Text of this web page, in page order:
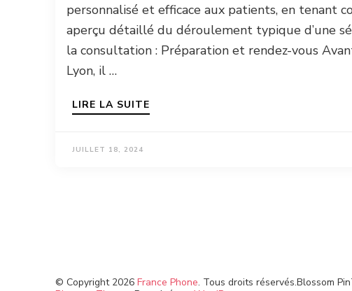
personnalisé et efficace aux patients, en tenant
aperçu détaillé du déroulement typique d’une
la consultation : Préparation et rendez-vous
Lyon, il …
LIRE LA SUITE
JUILLET 18, 2024
© Copyright 2026 France Phone. Tous droits réservés.Blossom